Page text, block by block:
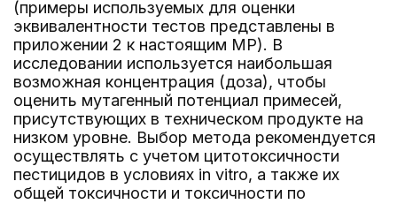
(примеры используемых для оценки
эквивалентности тестов представлены в
приложении 2 к настоящим МР). В
исследовании используется наибольшая
возможная концентрация (доза), чтобы
оценить мутагенный потенциал примесей,
присутствующих в техническом продукте на
низком уровне. Выбор метода рекомендуется
осуществлять с учетом цитотоксичности
пестицидов в условиях in vitro, а также их
общей токсичности и токсичности по